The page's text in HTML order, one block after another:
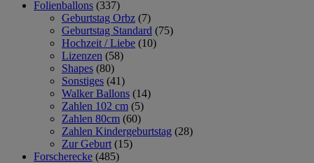
Folienballons (337)
Geburtstag Orbz (7)
Geburtstag Standard (75)
Hochzeit / Liebe (10)
Lizenzen (58)
Shapes (80)
Sonstiges (41)
Walker Ballons (14)
Zahlen 102 cm (5)
Zahlen 80cm (60)
Zahlen Kindergeburtstag (28)
Zur Geburt (15)
Forscherecke (485)